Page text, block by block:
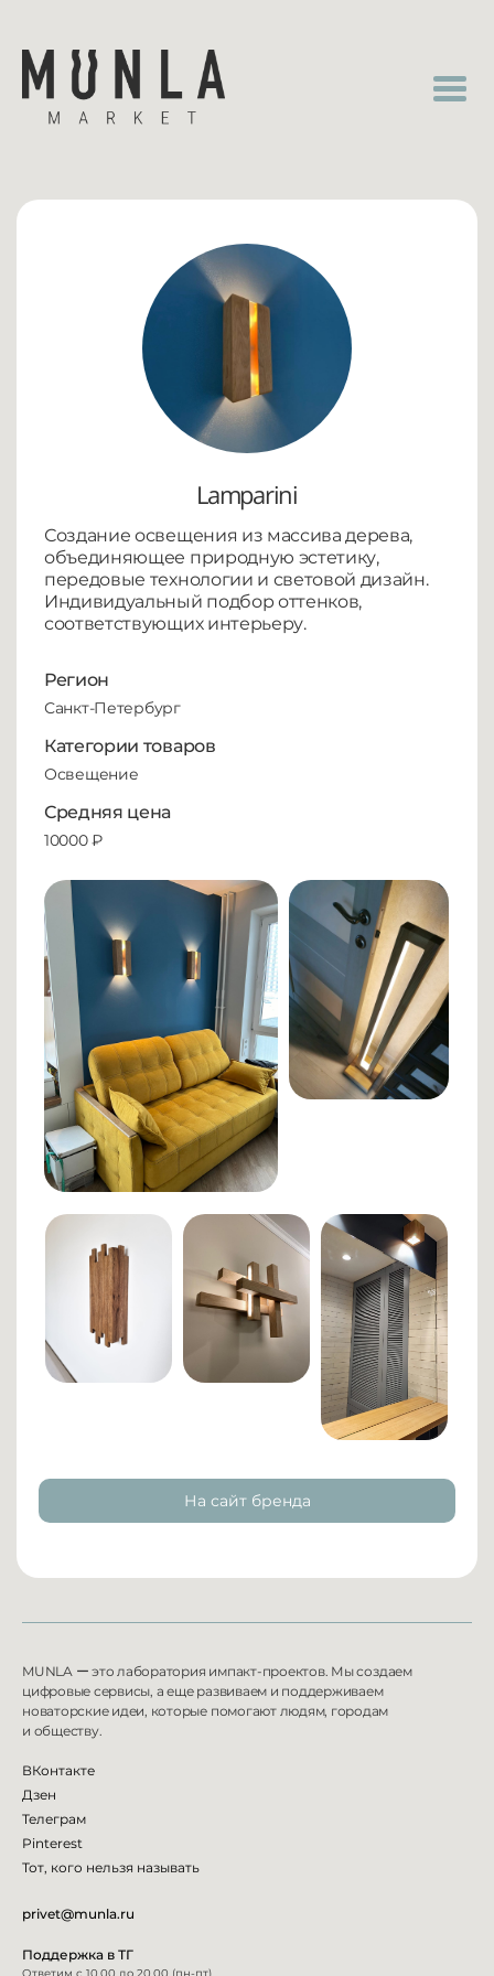
Lamparini
Создание освещения из массива дерева,
объединяющее природную эстетику,
передовые технологии и световой дизайн.
Индивидуальный подбор оттенков,
соответствующих интерьеру.
Регион
Санкт-Петербург
Категории товаров
Освещение
Средняя цена
10000 ₽
На сайт бренда
MUNLA ー это лаборатория импакт-проектов. Мы создаем
цифровые сервисы, а еще развиваем и поддерживаем
новаторские идеи, которые помогают людям, городам
и обществу.
ВКонтакте
Дзен
Телеграм
Pinterest
Тот, кого нельзя называть
privet@munla.ru
Поддержка в ТГ